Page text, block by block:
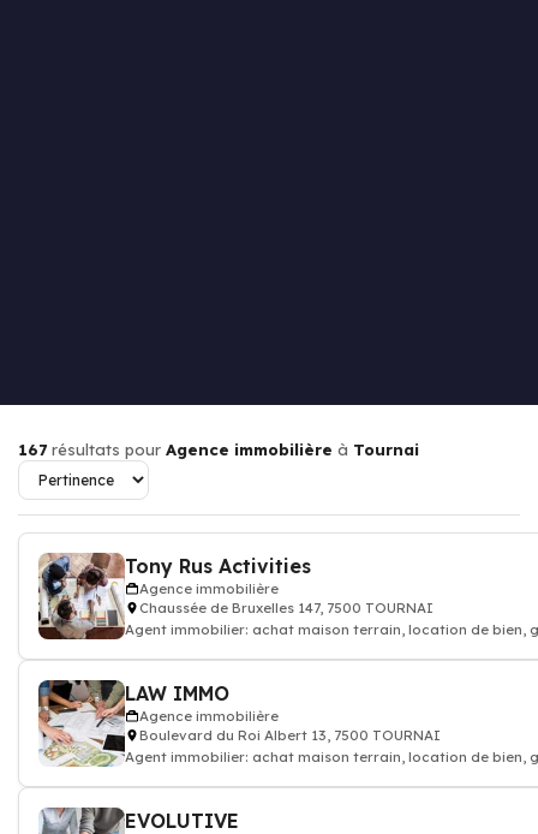
167 résultats pour Agence immobilière à Tournai
Tony Rus Activities
Agence immobilière
Chaussée de Bruxelles 147, 7500 TOURNAI
Agent immobilier: achat maison terrain, location de bien,
LAW IMMO
Agence immobilière
Boulevard du Roi Albert 13, 7500 TOURNAI
Agent immobilier: achat maison terrain, location de bien,
EVOLUTIVE